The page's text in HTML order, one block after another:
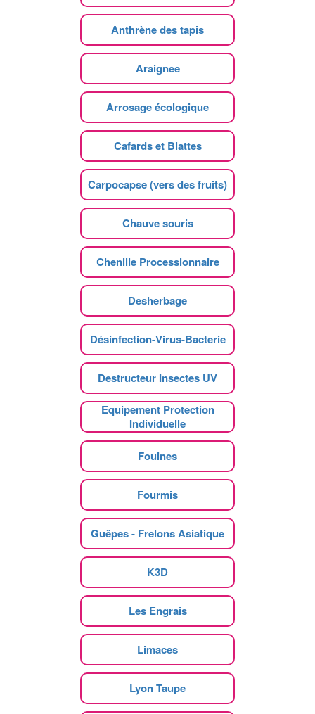
Anthrène des tapis
Araignee
Arrosage écologique
Cafards et Blattes
Carpocapse (vers des fruits)
Chauve souris
Chenille Processionnaire
Desherbage
Désinfection-Virus-Bacterie
Destructeur Insectes UV
Equipement Protection
Individuelle
Fouines
Fourmis
Guêpes - Frelons Asiatique
K3D
Les Engrais
Limaces
Lyon Taupe